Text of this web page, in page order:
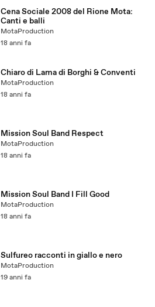
Cena Sociale 2008 del Rione Mota:
Canti e balli
MotaProduction
18 anni fa
Chiaro di Lama di Borghi & Conventi
MotaProduction
18 anni fa
Mission Soul Band Respect
MotaProduction
18 anni fa
Mission Soul Band I Fill Good
MotaProduction
18 anni fa
Sulfureo racconti in giallo e nero
MotaProduction
19 anni fa